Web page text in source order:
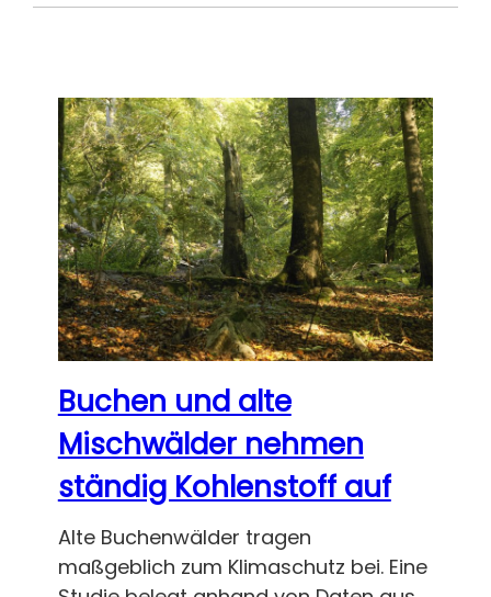
Buchen und alte
Mischwälder nehmen
ständig Kohlenstoff auf
Alte Buchenwälder tragen
maßgeblich zum Klimaschutz bei. Eine